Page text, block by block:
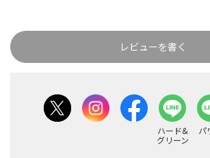
レビューを書く
ハード&
グリーン
パ